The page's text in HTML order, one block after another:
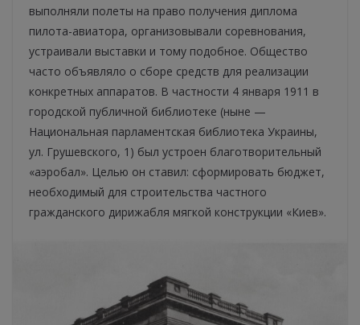
выполняли полеты на право получения диплома
пилота-авиатора, организовывали соревнования,
устраивали выставки и тому подобное. Общество
часто объявляло о сборе средств для реализации
конкретных аппаратов. В частности 4 января 1911 в
городской публичной библиотеке (ныне —
Национальная парламентская библиотека Украины,
ул. Грушевского, 1) был устроен благотворительный
«аэробал». Целью он ставил: сформировать бюджет,
необходимый для строительства частного
гражданского дирижабля мягкой конструкции «Киев».